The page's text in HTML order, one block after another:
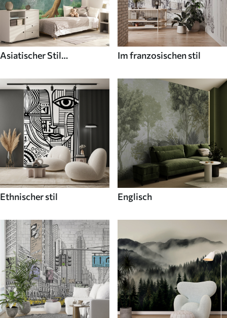
Asiatischer Stil
Im franzosischen stil
Ethnischer stil Englisch